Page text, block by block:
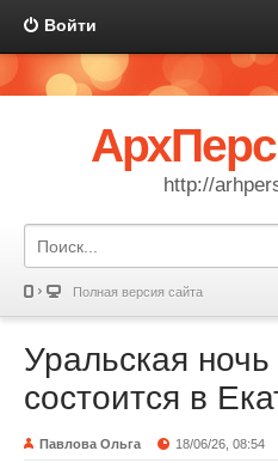
Войти
http://
Полная версия сайта
Уральская
состоится в
Павлова Ольга 18/06/26, 08:54